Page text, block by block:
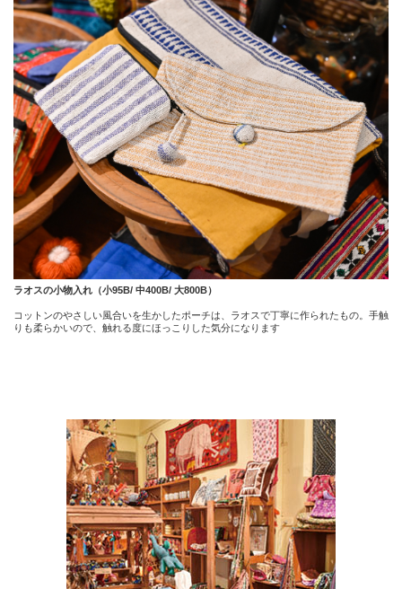
ラオスの小物入れ（小95B/ 中400B/ 大800B）
コットンのやさしい風合いを生かしたポーチは、ラオスで丁寧に作られたもの。手触
りも柔らかいので、触れる度にほっこりした気分になります